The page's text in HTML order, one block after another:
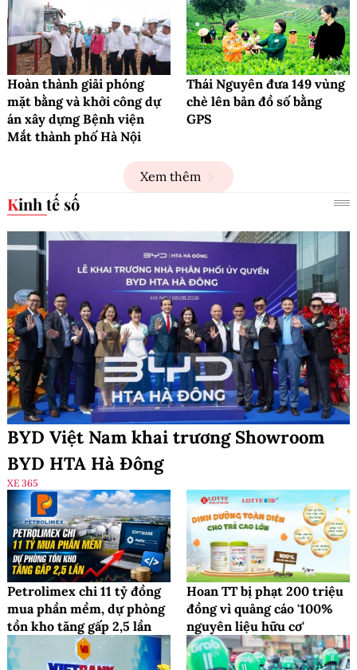
Hoàn thành giải phóng
mặt bằng và khởi công dự
án xây dựng Bệnh viện
Mắt thành phố Hà Nội
Thái Nguyên đưa 149 vùng
chè lên bản đồ số bằng
GPS
Xem thêm
Kinh tế số
BYD Việt Nam khai trương Showroom
BYD HTA Hà Đông
XE 365
Petrolimex chi 11 tỷ đồng
mua phần mềm, dự phòng
tồn kho tăng gấp 2,5 lần
Hoan TT bị phạt 200 triệu
đồng vì quảng cáo '100%
nguyên liệu hữu cơ'